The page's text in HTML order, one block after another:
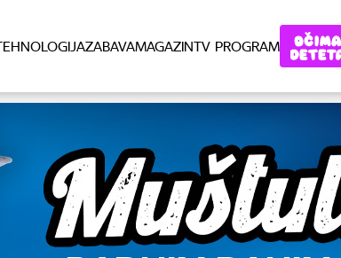
ZABAVAMAGAZINTV PROGRAM